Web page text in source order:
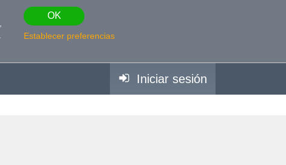
OK
Establecer preferencias
Iniciar sesión